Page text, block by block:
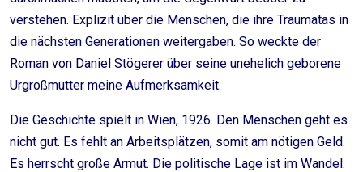
verstehen. Explizit über die Menschen, die ihre Traumatas in
die nächsten Generationen weitergaben. So weckte der
Roman von Daniel Stögerer über seine unehelich geborene
Urgroßmutter meine Aufmerksamkeit.
Die Geschichte spielt in Wien, 1926. Den Menschen geht es
nicht gut. Es fehlt an Arbeitsplätzen, somit am nötigen Geld.
Es herrscht große Armut. Die politische Lage ist im Wandel.